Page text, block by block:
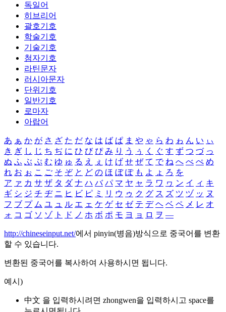
독일어
히브리어
괄호기호
학술기호
기술기호
첨자기호
라틴문자
러시아문자
단위기호
일반기호
로마자
아랍어
あ ぁ か が さ ざ た だ な は ば ぱ ま や ゃ ら わ ゎ ん い ぃ
き ぎ し じ ち ぢ に ひ び ぴ み り う ぅ く ぐ す ず つ づ っ
ぬ ふ ぶ ぷ む ゆ ゅ る え ぇ け げ せ ぜ て で ね へ べ ぺ め
れ お ぉ こ ご そ ぞ と ど の ほ ぼ ぽ も よ ょ ろ を
ア ァ カ サ ザ タ ダ ナ ハ バ パ マ ヤ ャ ラ ワ ヮ ン イ ィ キ
ギ シ ジ チ ヂ ニ ヒ ビ ピ ミ リ ウ ゥ ク グ ス ズ ツ ヅ ッ ヌ
フ ブ プ ム ユ ュ ル エ ェ ケ ゲ セ ゼ テ デ ヘ ベ ペ メ レ オ
ォ コ ゴ ソ ゾ ト ド ノ ホ ボ ポ モ ヨ ョ ロ ヲ ―
http://chineseinput.net/에서 pinyin(병음)방식으로 중국어를 변환
할 수 있습니다.
변환된 중국어를 복사하여 사용하시면 됩니다.
예시)
中文 을 입력하시려면 zhongwen을 입력하시고 space를